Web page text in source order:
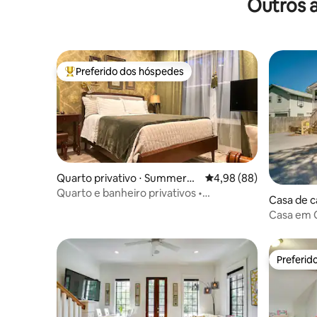
Outros
Entre os melhores preferidos dos hóspedes
Preferido dos hóspedes
Quarto privativo ⋅ Summervill
e
4,98 de uma avaliação
4,98 (88)
Quarto e banheiro privativos •
Casa de
Casa em